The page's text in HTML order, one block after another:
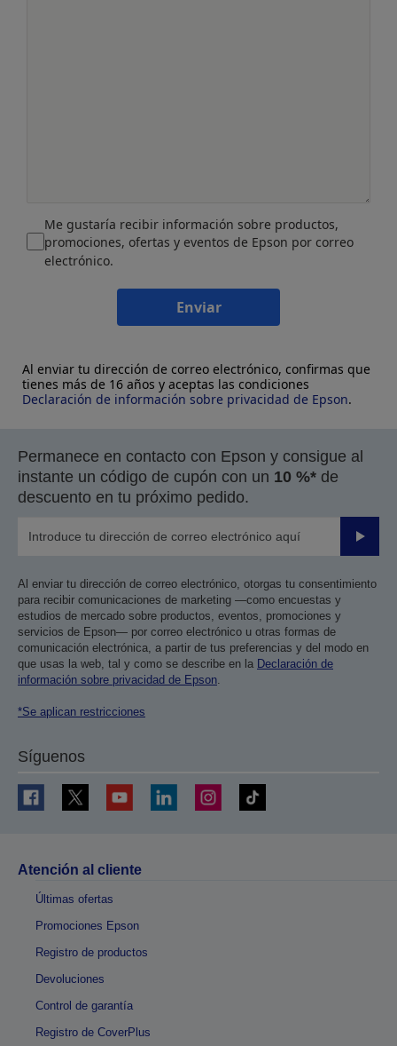
Me gustaría recibir información sobre productos,
promociones, ofertas y eventos de Epson por correo
electrónico.
Enviar
Al enviar tu dirección de correo electrónico, confirmas que
tienes más de 16 años y aceptas las condiciones
Declaración de información sobre privacidad de Epson.
Permanece en contacto con Epson y consigue al
instante un código de cupón con un 10 %* de
descuento en tu próximo pedido.
Enviar
Al enviar tu dirección de correo electrónico, otorgas tu consentimiento
para recibir comunicaciones de marketing —como encuestas y
estudios de mercado sobre productos, eventos, promociones y
servicios de Epson— por correo electrónico u otras formas de
comunicación electrónica, a partir de tus preferencias y del modo en
que usas la web, tal y como se describe en la Declaración de
información sobre privacidad de Epson.
*Se aplican restricciones
Síguenos
Atención al cliente
Últimas ofertas
Promociones Epson
Registro de productos
Devoluciones
Control de garantía
Registro de CoverPlus